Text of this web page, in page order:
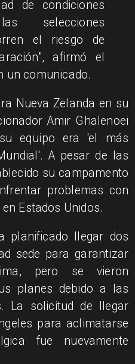
de condiciones
selecciones
el riesgo de
afirmó el
un comunicado.
Nueva Zelanda en su
Amir Ghalenoei
equipo era 'el más
A pesar de las
su campamento
problemas con
Estados Unidos.
planificado llegar dos
sede para garantizar
pero se vieron
planes debido a las
La solicitud de llegar
para aclimatarse
fue nuevamente